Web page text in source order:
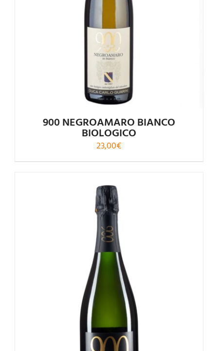
4.00
su 5
900 NEGROAMARO BIANCO
BIOLOGICO
23,00€